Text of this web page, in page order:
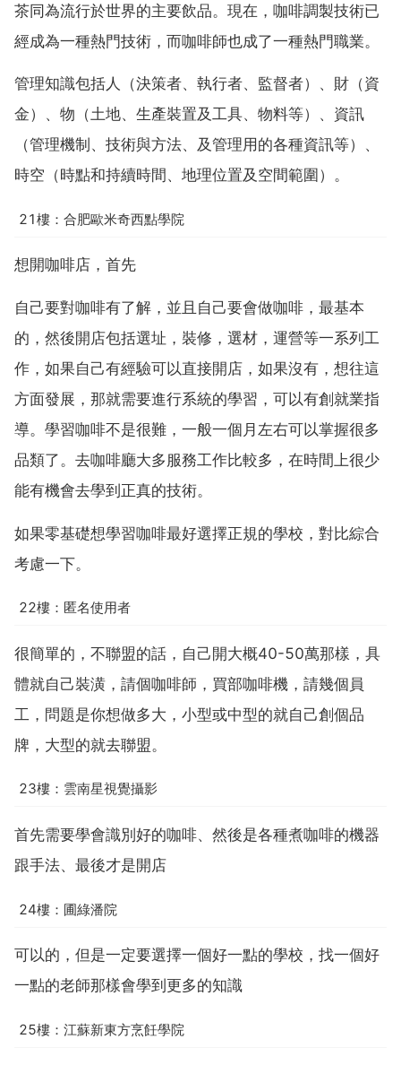
茶同為流行於世界的主要飲品。現在，咖啡調製技術已
經成為一種熱門技術，而咖啡師也成了一種熱門職業。
管理知識包括人（決策者、執行者、監督者）、財（資
金）、物（土地、生產裝置及工具、物料等）、資訊
（管理機制、技術與方法、及管理用的各種資訊等）、
時空（時點和持續時間、地理位置及空間範圍）。
21樓：合肥歐米奇西點學院
想開咖啡店，首先
自己要對咖啡有了解，並且自己要會做咖啡，最基本
的，然後開店包括選址，裝修，選材，運營等一系列工
作，如果自己有經驗可以直接開店，如果沒有，想往這
方面發展，那就需要進行系統的學習，可以有創就業指
導。學習咖啡不是很難，一般一個月左右可以掌握很多
品類了。去咖啡廳大多服務工作比較多，在時間上很少
能有機會去學到正真的技術。
如果零基礎想學習咖啡最好選擇正規的學校，對比綜合
考慮一下。
22樓：匿名使用者
很簡單的，不聯盟的話，自己開大概40-50萬那樣，具
體就自己裝潢，請個咖啡師，買部咖啡機，請幾個員
工，問題是你想做多大，小型或中型的就自己創個品
牌，大型的就去聯盟。
23樓：雲南星視覺攝影
首先需要學會識別好的咖啡、然後是各種煮咖啡的機器
跟手法、最後才是開店
24樓：圃綠潘院
可以的，但是一定要選擇一個好一點的學校，找一個好
一點的老師那樣會學到更多的知識
25樓：江蘇新東方烹飪學院